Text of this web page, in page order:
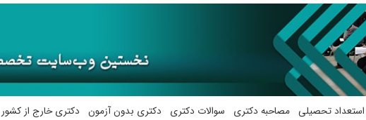
استعداد تحصیلی مصاحبه دکتری سوالات دکتری دکتری بدون آزمون دکتری خارج از کشور